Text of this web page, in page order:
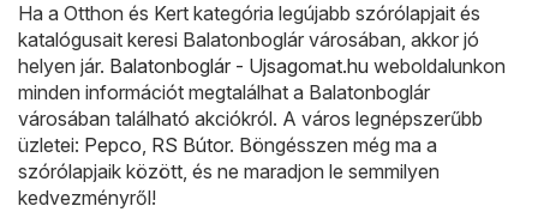
Ha a Otthon és Kert kategória legújabb szórólapjait és
katalógusait keresi Balatonboglár városában, akkor jó
helyen jár. Balatonboglár - Ujsagomat.hu weboldalunkon
minden információt megtalálhat a Balatonboglár
városában található akciókról. A város legnépszerűbb
üzletei: Pepco, RS Bútor. Böngésszen még ma a
szórólapjaik között, és ne maradjon le semmilyen
kedvezményről!